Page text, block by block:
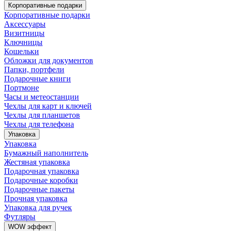
Корпоративные подарки
Корпоративные подарки
Аксессуары
Визитницы
Ключницы
Кошельки
Обложки для документов
Папки, портфели
Подарочные книги
Портмоне
Часы и метеостанции
Чехлы для карт и ключей
Чехлы для планшетов
Чехлы для телефона
Упаковка
Упаковка
Бумажный наполнитель
Жестяная упаковка
Подарочная упаковка
Подарочные коробки
Подарочные пакеты
Прочная упаковка
Упаковка для ручек
Футляры
WOW эффект